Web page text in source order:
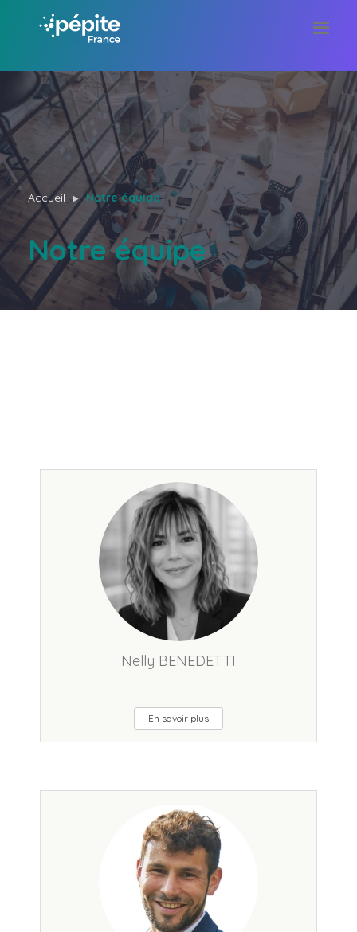
Accueil Notre équipe
Notre équipe
Nelly BENEDETTI
En savoir plus